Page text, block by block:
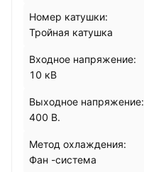
Номер катушки:
Тройная катушка
Входное напряжение:
10 кВ
Выходное напряжение:
400 В.
Метод охлаждения:
Фан -система